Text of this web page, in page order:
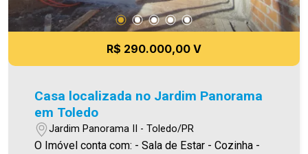
R$ 290.000,00 V
Casa localizada no Jardim Panorama
em Toledo
Jardim Panorama II - Toledo/PR
O Imóvel conta com: - Sala de Estar - Cozinha -